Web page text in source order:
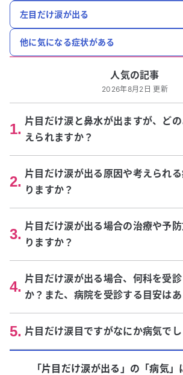
左目だけ涙が出る
他に気になる症状がある
人気の記事
2026年8月2日 更新
1. 片目だけ涙と鼻水が出ますが、ど
えられますか？
2. 片目だけ涙が出る原因や考えられ
りますか？
3. 片目だけ涙が出る場合の治療や予
りますか？
4. 片目だけ涙が出る場合、何科を受
か？また、病院を受診する目安はあ
5. 片目だけ涙目ですがなにか病気でし
「片目だけ涙が出る」 の「病気」